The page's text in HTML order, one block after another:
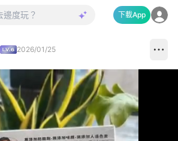
下載App
2026/01/25